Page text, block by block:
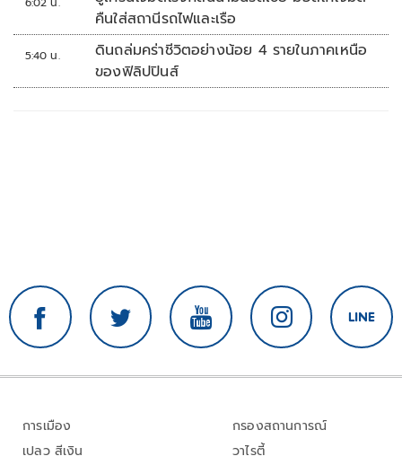
คืนใส่สถานีรถไฟและเรือ
5:40 น.
ดินถล่มคร่าชีวิตอย่างน้อย 4 รายในภาคเหนือ
ของฟิลิปปินส์
การเมือง
เปลว สีเงิน
กรองสถานการณ์
วาไรตี้